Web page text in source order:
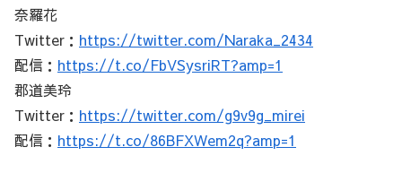
奈羅花
Twitter： https://twitter.com/Naraka_2434
配信： https://t.co/FbVSysriRT?amp=1
郡道美玲
Twitter： https://twitter.com/g9v9g_mirei
配信： https://t.co/86BFXWem2q?amp=1